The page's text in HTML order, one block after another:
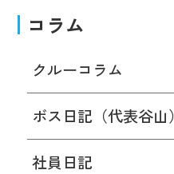
コラム
クルーコラム
ボス日記（代表谷山）
社員日記